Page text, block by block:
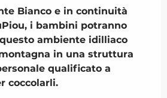
Bianco e in continuità
i bambini potranno
ambiente idilliaco
in una struttura
qualificato a
coccolarli.